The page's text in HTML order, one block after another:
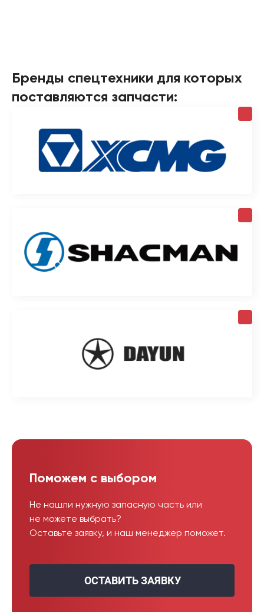
Бренды спецтехники для которых
поставляются запчасти:
Поможем с выбором
Не нашли нужную запасную часть или
не можете выбрать?
Оставьте заявку, и наш менеджер поможет.
ОСТАВИТЬ ЗАЯВКУ